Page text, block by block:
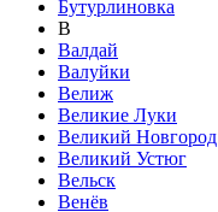
Бутурлиновка
В
Валдай
Валуйки
Велиж
Великие Луки
Великий Новгород
Великий Устюг
Вельск
Венёв